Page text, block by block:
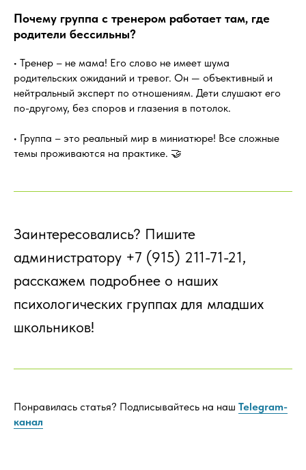
Почему группа с тренером работает там, где
родители бессильны?
• Тренер – не мама! Его слово не имеет шума
родительских ожиданий и тревог. Он — объективный и
нейтральный эксперт по отношениям. Дети слушают его
по-другому, без споров и глазения в потолок.
• Группа – это реальный мир в миниатюре! Все сложные
темы проживаются на практике. 🤝
Заинтересовались? Пишите
администратору +7 (915) 211-71-21,
расскажем подробнее о наших
психологических группах для младших
школьников!
Понравилась статья? Подписывайтесь на наш Telegram-
канал